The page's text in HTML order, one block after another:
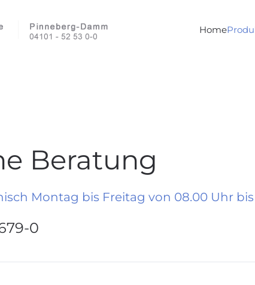
Home
Beratung
Montag bis Freitag von 08.00 Uhr
0